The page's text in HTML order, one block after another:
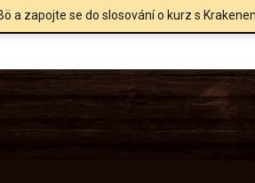
a zapojte se do slosování o kurz s